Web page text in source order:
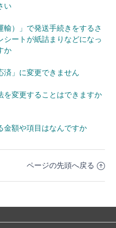
い
輸）」で発送手続きをするさ
シートが紙詰まりなどになっ
か
済」に変更できません
を変更することはできますか
金額や項目はなんですか
ページの先頭へ戻る